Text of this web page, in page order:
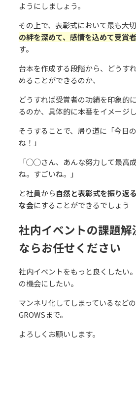
ようにしましょう。
その上で、表彰式において最も⼤
の絆を深めて、 感情を込めて受賞
す。
台本を作成する段階から、どうす
めることができるのか、
どうすれば受賞者の功績を印象的
るのか、具体的に本番をイメージ
そうすることで、帰り道に「今⽇
ね！」
「◯◯さん、あんな努⼒して最⾼
ね。すごいね。」
と社員から⾃然と表彰式を振り返
な会にすることができるでしょう
社内イベントの課題
ならお任せください
社内イベントをもっと良くしたい
の機会にしたい。
マンネリ化してしまっているなど
GROWSまで。
よろしくお願いします。